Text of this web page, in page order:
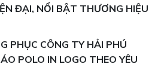
ĐẠI, NỔI BẬT THƯƠNG HIỆU
PHỤC CÔNG TY HẢI PHÚ
POLO IN LOGO THEO YÊU